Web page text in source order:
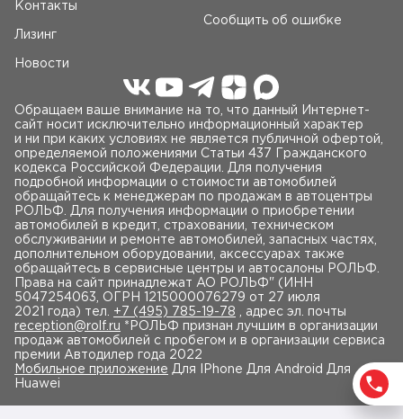
Контакты
Лизинг
Новости
Сообщить об ошибке
Обращаем ваше внимание на то, что данный Интернет-
сайт носит исключительно информационный характер
и ни при каких условиях не является публичной офертой,
определяемой положениями Статьи 437 Гражданского
кодекса Российской Федерации. Для получения
подробной информации о стоимости автомобилей
обращайтесь к менеджерам по продажам в автоцентры
РОЛЬФ. Для получения информации о приобретении
автомобилей в кредит, страховании, техническом
обслуживании и ремонте автомобилей, запасных частях,
дополнительном оборудовании, аксессуарах также
обращайтесь в сервисные центры и автосалоны РОЛЬФ.
Права на сайт принадлежат AO РОЛЬФ" (ИНН
5047254063, ОГРН 1215000076279 от 27 июля
2021 года) тел. +7 (495) 785-19-78 , адрес эл. почты
reception@rolf.ru *РОЛЬФ признан лучшим в организации
продаж автомобилей с пробегом и в организации сервиса
премии Автодилер года 2022
Мобильное приложение Для IPhone Для Android Для
Huawei